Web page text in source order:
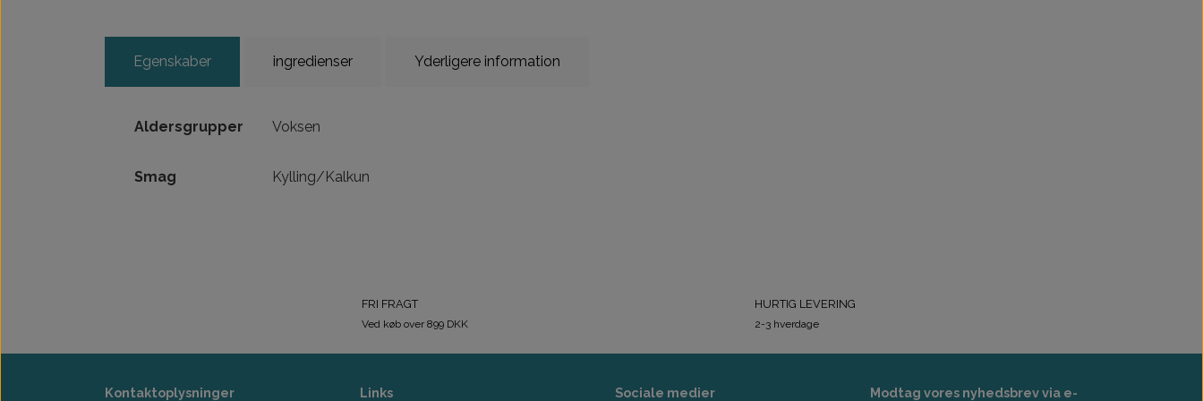
Egenskaber ingredienser Yderligere information
Aldersgrupper Voksen
Smag Kylling/Kalkun
FRI FRAGT
Ved køb over 899 DKK
HURTIG LEVERING
2-3 hverdage
Kontaktoplysninger Links Sociale medier Modtag vores nyhedsbrev via e-